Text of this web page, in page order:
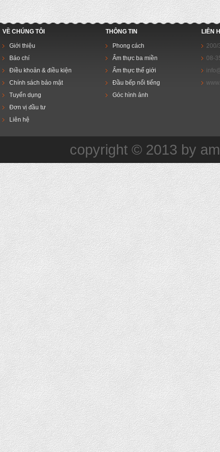
VỀ CHÚNG TÔI
Giới thiệu
Báo chí
Điều khoản & điều kiện
Chính sách bảo mật
Tuyển dụng
Đơn vị đầu tư
Liên hệ
THÔNG TIN
Phong cách
Ẩm thực ba miền
Ẩm thực thế giới
Đầu bếp nổi tiếng
Góc hình ảnh
LIÊN
200/
08-
copyright © 2013 by